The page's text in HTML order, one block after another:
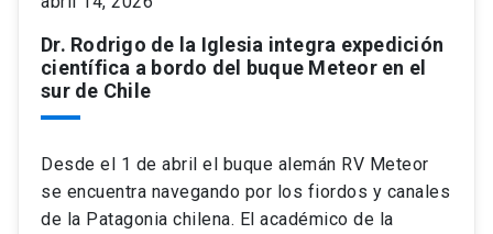
Dr. Rodrigo de la Iglesia integra expedición
científica a bordo del buque Meteor en el
sur de Chile
Desde el 1 de abril el buque alemán RV Meteor
se encuentra navegando por los fiordos y canales
de la Patagonia chilena. El académico de la